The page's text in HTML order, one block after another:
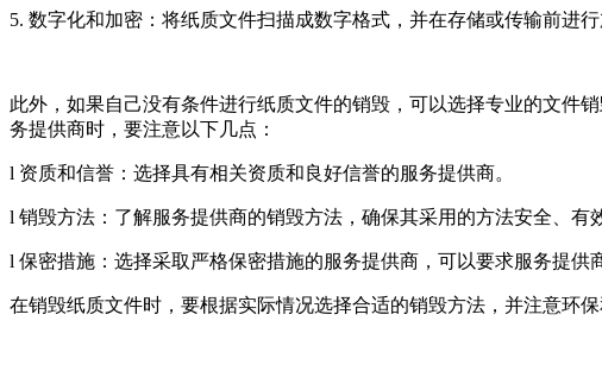
5. 数字化和加密：将纸质文件扫描成数字格式，并在存储或传输前进
此外，如果自己没有条件进行纸质文件的销毁，可以选择专业的文件
务提供商时，要注意以下几点：
l 资质和信誉：选择具有相关资质和良好信誉的服务提供商。
l 销毁方法：了解服务提供商的销毁方法，确保其采用的方法安全、有
l 保密措施：选择采取严格保密措施的服务提供商，可以要求服务提供
在销毁纸质文件时，要根据实际情况选择合适的销毁方法，并注意环